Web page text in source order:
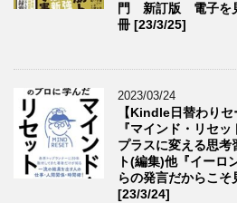
門 新訂版 電子を
冊 [23/3/25]
2023/03/24
【Kindle日替わり
『マインド・リセ
プラスに変える思考
ト(編集)他『イー
らの発言だからこ
[23/3/24]